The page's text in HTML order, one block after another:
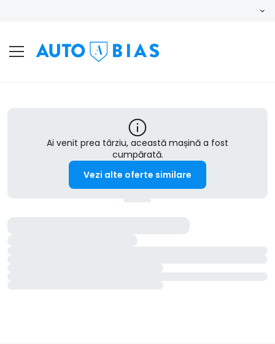
Ai venit prea târziu, această mașină a fost
cumpărată.
Vezi alte oferte similare